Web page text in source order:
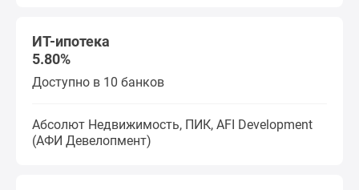
ИТ-ипотека
5.80%
Доступно в 10 банков
Абсолют Недвижимость, ПИК, AFI Development
(АФИ Девелопмент)